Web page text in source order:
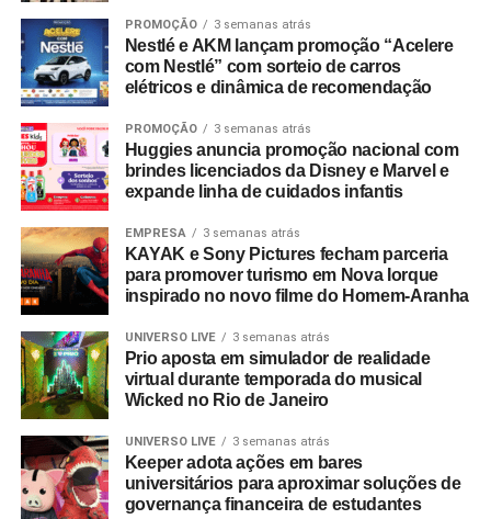
PROMOÇÃO 3 semanas atrás
Nestlé e AKM lançam promoção “Acelere
com Nestlé” com sorteio de carros
elétricos e dinâmica de recomendação
PROMOÇÃO 3 semanas atrás
Huggies anuncia promoção nacional com
brindes licenciados da Disney e Marvel e
expande linha de cuidados infantis
EMPRESA 3 semanas atrás
KAYAK e Sony Pictures fecham parceria
para promover turismo em Nova Iorque
inspirado no novo filme do Homem-Aranha
UNIVERSO LIVE 3 semanas atrás
Prio aposta em simulador de realidade
virtual durante temporada do musical
Wicked no Rio de Janeiro
UNIVERSO LIVE 3 semanas atrás
Keeper adota ações em bares
universitários para aproximar soluções de
governança financeira de estudantes